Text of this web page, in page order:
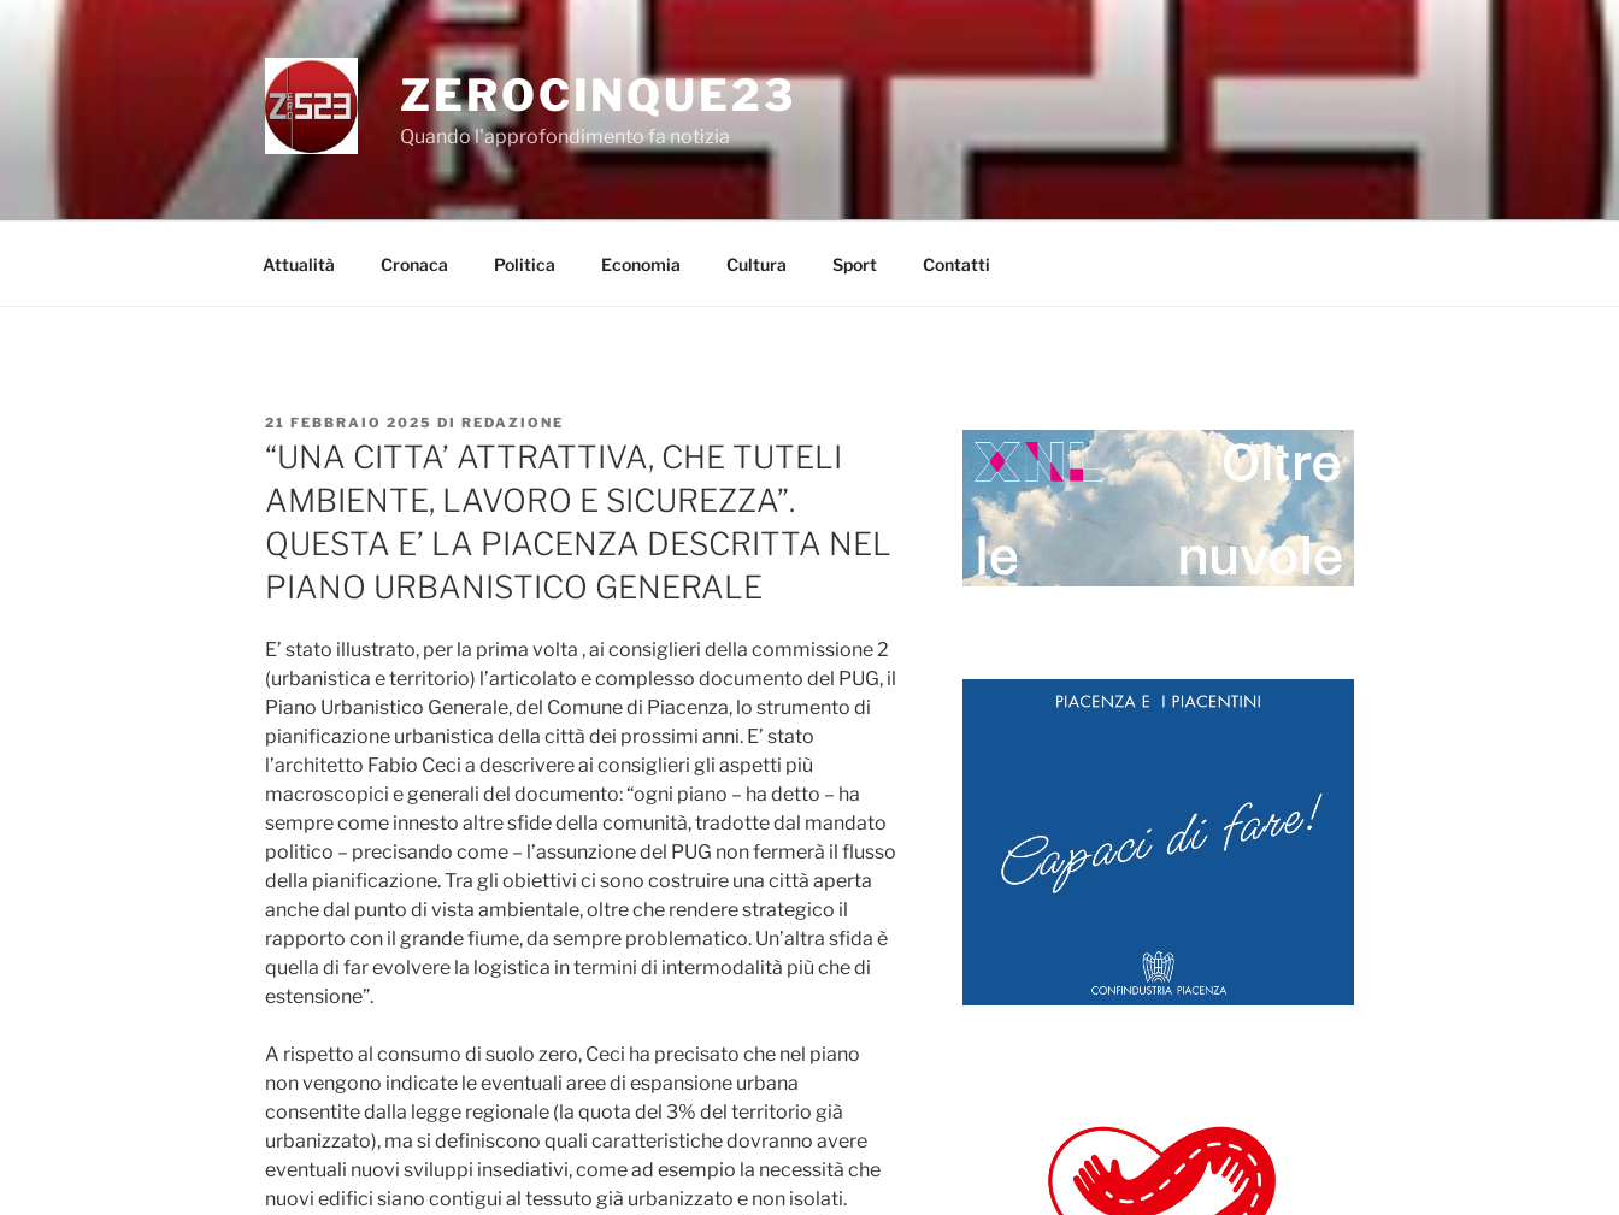
ZEROCINQUE23
Quando l'approfondimento fa notizia
Attualità Cronaca Politica Economia Cultura Sport Contatti
PUBBLICATO
IL
21 FEBBRAIO 2025 DI REDAZIONE
“UNA CITTA’ ATTRATTIVA, CHE TUTELI
AMBIENTE, LAVORO E SICUREZZA”.
QUESTA E’ LA PIACENZA DESCRITTA NEL
PIANO URBANISTICO GENERALE
E’ stato illustrato, per la prima volta , ai consiglieri della commissione 2
(urbanistica e territorio) l’articolato e complesso documento del PUG, il
Piano Urbanistico Generale, del Comune di Piacenza, lo strumento di
pianificazione urbanistica della città dei prossimi anni. E’ stato
l’architetto Fabio Ceci a descrivere ai consiglieri gli aspetti più
macroscopici e generali del documento: “ogni piano – ha detto – ha
sempre come innesto altre sfide della comunità, tradotte dal mandato
politico – precisando come – l’assunzione del PUG non fermerà il flusso
della pianificazione. Tra gli obiettivi ci sono costruire una città aperta
anche dal punto di vista ambientale, oltre che rendere strategico il
rapporto con il grande fiume, da sempre problematico. Un’altra sfida è
quella di far evolvere la logistica in termini di intermodalità più che di
estensione”.
A rispetto al consumo di suolo zero, Ceci ha precisato che nel piano
non vengono indicate le eventuali aree di espansione urbana
consentite dalla legge regionale (la quota del 3% del territorio già
urbanizzato), ma si definiscono quali caratteristiche dovranno avere
eventuali nuovi sviluppi insediativi, come ad esempio la necessità che
nuovi edifici siano contigui al tessuto già urbanizzato e non isolati.